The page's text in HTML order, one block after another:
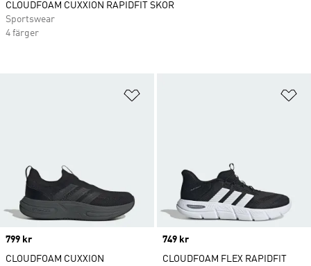
Price
799 kr
CLOUDFOAM CUXXION
Price
749 kr
CLOUDFOAM FLEX RAPIDFIT
CLOUDFOAM CUXXION RAPIDFIT SKOR
Sportswear
4 färger